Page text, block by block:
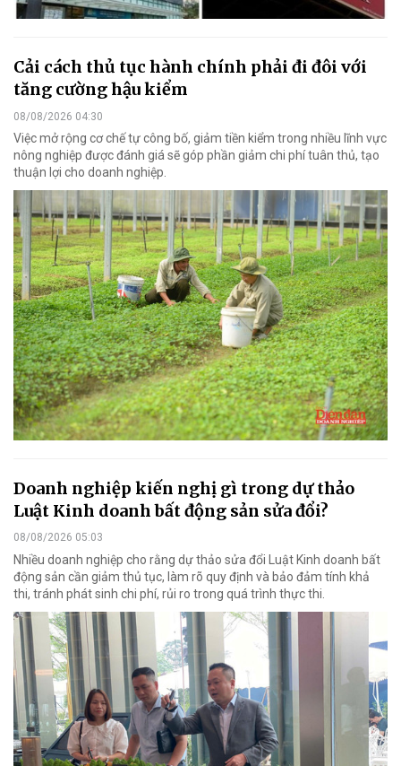
Cải cách thủ tục hành chính phải đi đôi với
tăng cường hậu kiểm
08/08/2026 04:30
Việc mở rộng cơ chế tự công bố, giảm tiền kiểm trong nhiều lĩnh vực
nông nghiệp được đánh giá sẽ góp phần giảm chi phí tuân thủ, tạo
thuận lợi cho doanh nghiệp.
Doanh nghiệp kiến nghị gì trong dự thảo
Luật Kinh doanh bất động sản sửa đổi?
08/08/2026 05:03
Nhiều doanh nghiệp cho rằng dự thảo sửa đổi Luật Kinh doanh bất
động sản cần giảm thủ tục, làm rõ quy định và bảo đảm tính khả
thi, tránh phát sinh chi phí, rủi ro trong quá trình thực thi.